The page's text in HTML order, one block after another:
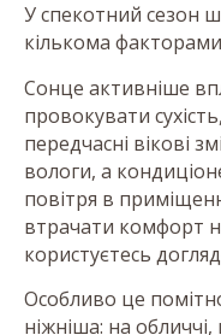
У спекотний сезон
кількома
Сонце активніше
провокувати
передчасні вікові
вологи, а
повітря в
втрачати комфорт
користуєтесь
Особливо це
ніжніша: на обличчі,